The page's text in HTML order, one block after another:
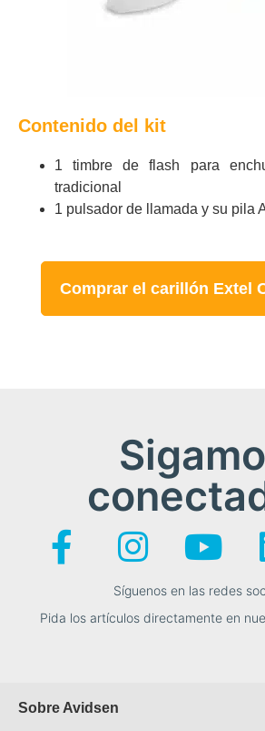
Contenido del kit
1 timbre de flash para
tradicional
1 pulsador de llamada y su pila
Comprar el carillón Extel
Síguenos en las redes
Pida los artículos directamente en
Sobre Avidsen